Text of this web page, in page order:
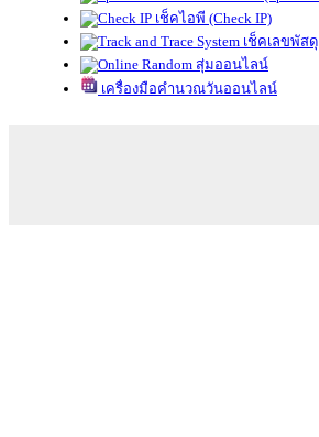
เช็คไอพี (Check IP)
เช็คเลขพัสดุ
สุ่มออนไลน์
เครื่องมือคำนวณวันออนไลน์